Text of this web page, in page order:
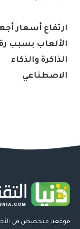
ارتفاع أسعار
الألعاب بسبب
الذاكرة والذكاء
الاصطناعي
موقعنا متخصص فى